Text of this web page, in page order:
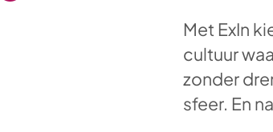
Met ExIn
cultuur
zonder
sfeer. En